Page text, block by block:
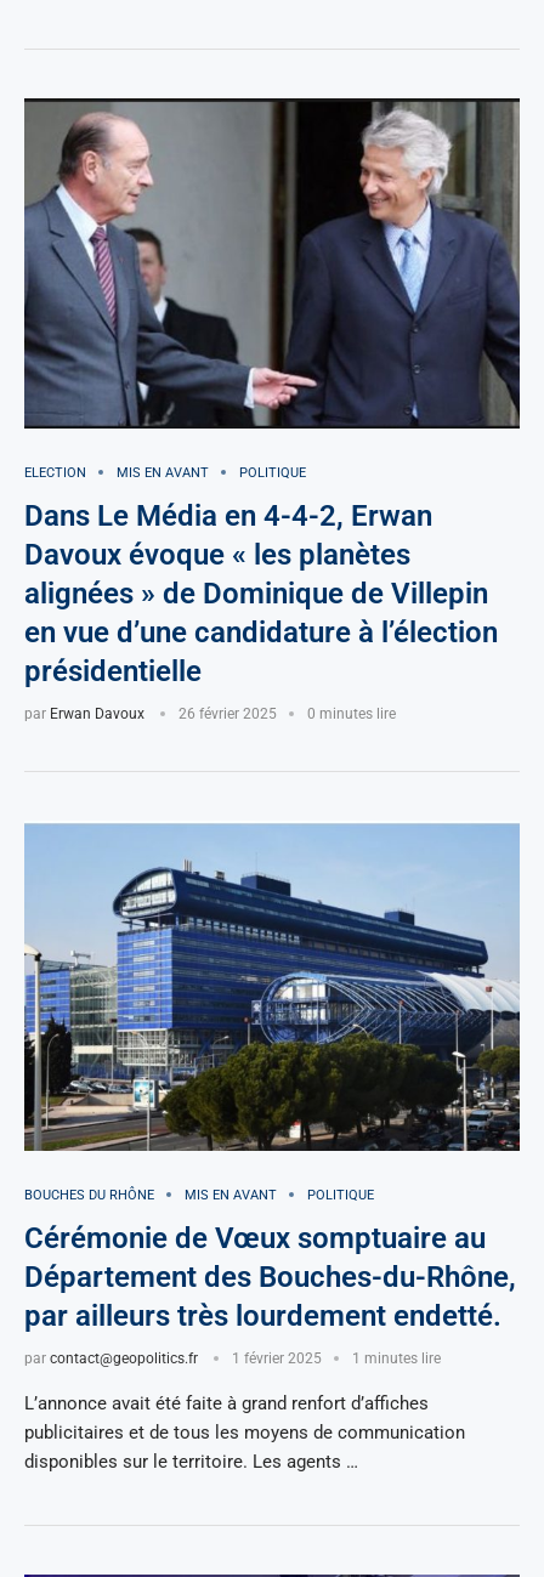
ELECTION MIS EN AVANT POLITIQUE
Dans Le Média en 4-4-2, Erwan
Davoux évoque « les planètes
alignées » de Dominique de Villepin
en vue d’une candidature à l’élection
présidentielle
par Erwan Davoux 26 février 2025 0 minutes lire
BOUCHES DU RHÔNE MIS EN AVANT POLITIQUE
Cérémonie de Vœux somptuaire au
Département des Bouches-du-Rhône,
par ailleurs très lourdement endetté.
par contact@geopolitics.fr 1 février 2025 1 minutes lire
L’annonce avait été faite à grand renfort d’affiches
publicitaires et de tous les moyens de communication
disponibles sur le territoire. Les agents …